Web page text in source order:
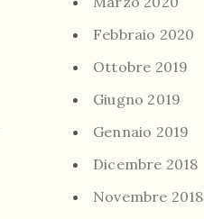
Febbraio 2020
Ottobre 2019
Giugno 2019
Gennaio 2019
Dicembre 2018
Novembre 2018